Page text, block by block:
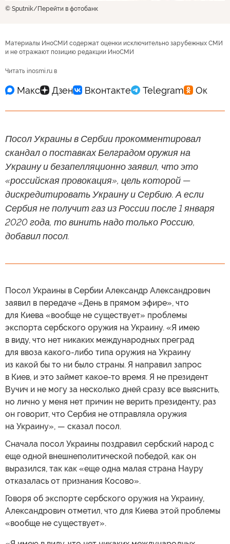
© Sputnik Перейти в фотобанк
Материалы ИноСМИ содержат оценки исключительно зарубежных СМИ
и не отражают позицию редакции ИноСМИ
Читать inosmi.ru в
Посол Украины в Сербии прокомментировал
скандал о поставках Белградом оружия на
Украину и безапелляционно заявил, что это
«российская провокация», цель которой —
дискредитировать Украину и Сербию. А если
Сербия не получит газ из России после 1 января
2020 года, то винить надо только Россию,
добавил посол.
Посол Украины в Сербии Александр Александрович
заявил в передаче «День в прямом эфире», что
для Киева «вообще не существует» проблемы
экспорта сербского оружия на Украину. «Я имею
в виду, что нет никаких международных преград
для ввоза какого-либо типа оружия на Украину
из какой бы то ни было страны. Я направил запрос
в Киев, и это займет какое-то время. Я не президент
Вучич и не могу за несколько дней сразу все выяснить,
но лично у меня нет причин не верить президенту, раз
он говорит, что Сербия не отправляла оружия
на Украину», — сказал посол.
Сначала посол Украины поздравил сербский народ с
еще одной внешнеполитической победой, как он
выразился, так как «еще одна малая страна Науру
отказалась от признания Косово».
Говоря об экспорте сербского оружия на Украину,
Александрович отметил, что для Киева этой проблемы
«вообще не существует».